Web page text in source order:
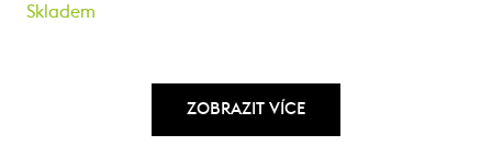
Skladem
ZOBRAZIT VÍCE